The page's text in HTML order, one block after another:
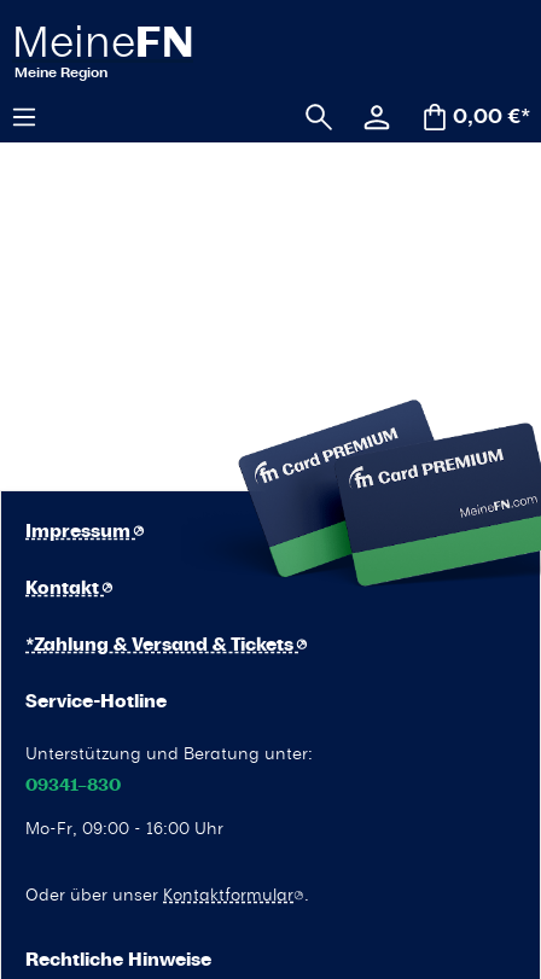
springen
0,00 €*
Service-Hotline
Unterstützung und Beratung unter:
09341–830
Mo-Fr, 09:00 - 16:00 Uhr
Oder über unser Kontaktformular .
Kontakt
Impressum
*Zahlung & Versand & Tickets
Rechtliche Hinweise